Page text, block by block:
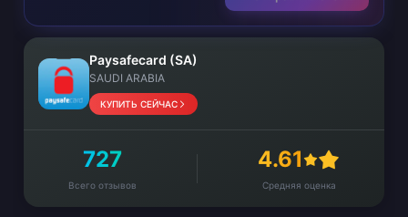
Paysafecard (SA)
SAUDI ARABIA
КУПИТЬ СЕЙЧАС
727
Всего отзывов
4.61
Средняя оценка